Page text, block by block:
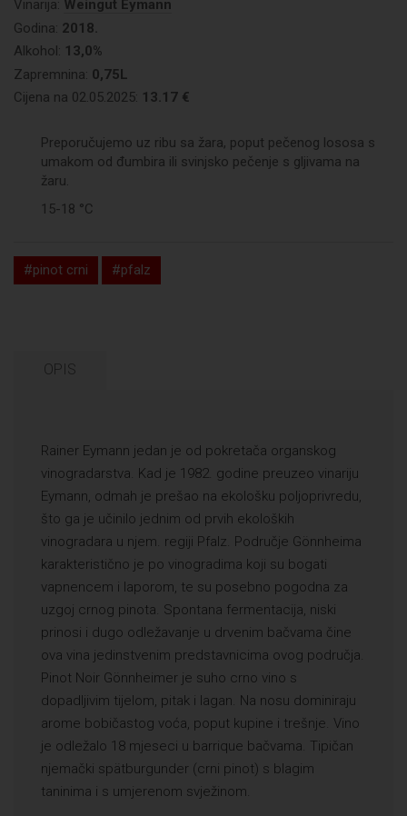
Vinarija: Weingut Eymann
Godina: 2018.
Alkohol: 13,0%
Zapremnina: 0,75L
Cijena na 02.05.2025: 13.17 €
Preporučujemo uz ribu sa žara, poput pečenog lososa s
umakom od đumbira ili svinjsko pečenje s gljivama na
žaru.
15-18 °C
#pinot crni #pfalz
OPIS
Rainer Eymann jedan je od pokretača organskog
vinogradarstva. Kad je 1982. godine preuzeo vinariju
Eymann, odmah je prešao na ekološku poljoprivredu,
što ga je učinilo jednim od prvih ekoloških
vinogradara u njem. regiji Pfalz. Područje Gönnheima
karakteristično je po vinogradima koji su bogati
vapnencem i laporom, te su posebno pogodna za
uzgoj crnog pinota. Spontana fermentacija, niski
prinosi i dugo odležavanje u drvenim bačvama čine
ova vina jedinstvenim predstavnicima ovog područja.
Pinot Noir Gönnheimer je suho crno vino s
dopadljivim tijelom, pitak i lagan. Na nosu dominiraju
arome bobičastog voća, poput kupine i trešnje. Vino
je odležalo 18 mjeseci u barrique bačvama. Tipičan
njemački spätburgunder (crni pinot) s blagim
taninima i s umjerenom svježinom.